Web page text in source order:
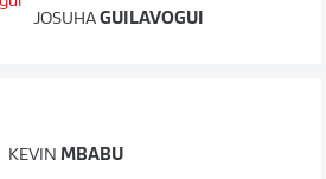
JOSUHA GUILAVOGUI
KEVIN MBABU